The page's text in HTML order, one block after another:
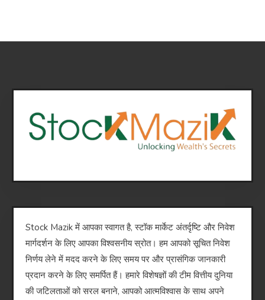
Stock Mazik में आपका स्वागत है, स्टॉक मार्केट अंतर्दृष्टि और निवेश
मार्गदर्शन के लिए आपका विश्वसनीय स्रोत। हम आपको सूचित निवेश
निर्णय लेने में मदद करने के लिए समय पर और प्रासंगिक जानकारी
प्रदान करने के लिए समर्पित हैं। हमारे विशेषज्ञों की टीम वित्तीय दुनिया
की जटिलताओं को सरल बनाने, आपको आत्मविश्वास के साथ अपने